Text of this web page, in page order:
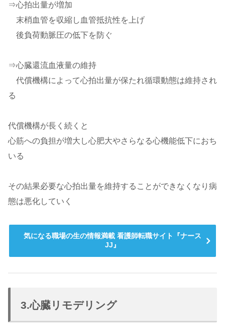
⇒心拍出量が増加
末梢血管を収縮し血管抵抗性を上げ
後負荷動脈圧の低下を防ぐ
⇒心臓還流血液量の維持
代償機構によって心拍出量が保たれ循環動態は維持され
る
代償機構が長く続くと
心筋への負担が増大し心肥大やさらなる心機能低下におち
いる
その結果必要な心拍出量を維持することができなくなり病
態は悪化していく
気になる職場の生の情報満載 看護師転職サイト『ナース
JJ』
3.心臓リモデリング